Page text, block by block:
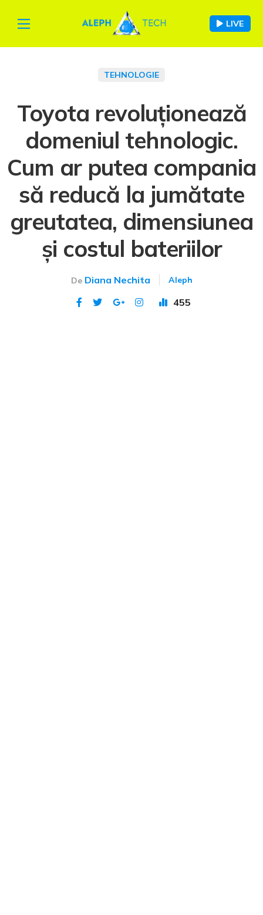
LIVE
TEHNOLOGIE
Toyota revoluționează
domeniul tehnologic.
Cum ar putea compania
să reducă la jumătate
greutatea, dimensiunea
și costul bateriilor
De Diana Nechita Aleph
455